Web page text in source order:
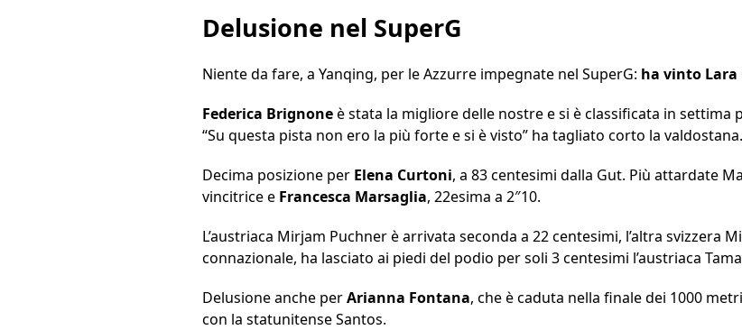
Delusione nel SuperG
Niente da fare, a Yanqing, per le Azzurre impegnate nel SuperG: ha vinto
Federica Brignoneè stata la migliore delle nostre e si è classificata in settima
“Su questa pista non ero la più forte e si è visto” ha tagliato corto la valdostana.
Decima posizione per Elena Curtoni, a 83 centesimi dalla Gut. Più attardate
vincitrice e Francesca Marsaglia, 22esima a 2″10.
L’austriaca Mirjam Puchner è arrivata seconda a 22 centesimi, l’altra svizzera
connazionale, ha lasciato ai piedi del podio per soli 3 centesimi l’austriaca
Delusione anche perArianna Fontana, che è caduta nella finale dei 1000
con la statunitense Santos.